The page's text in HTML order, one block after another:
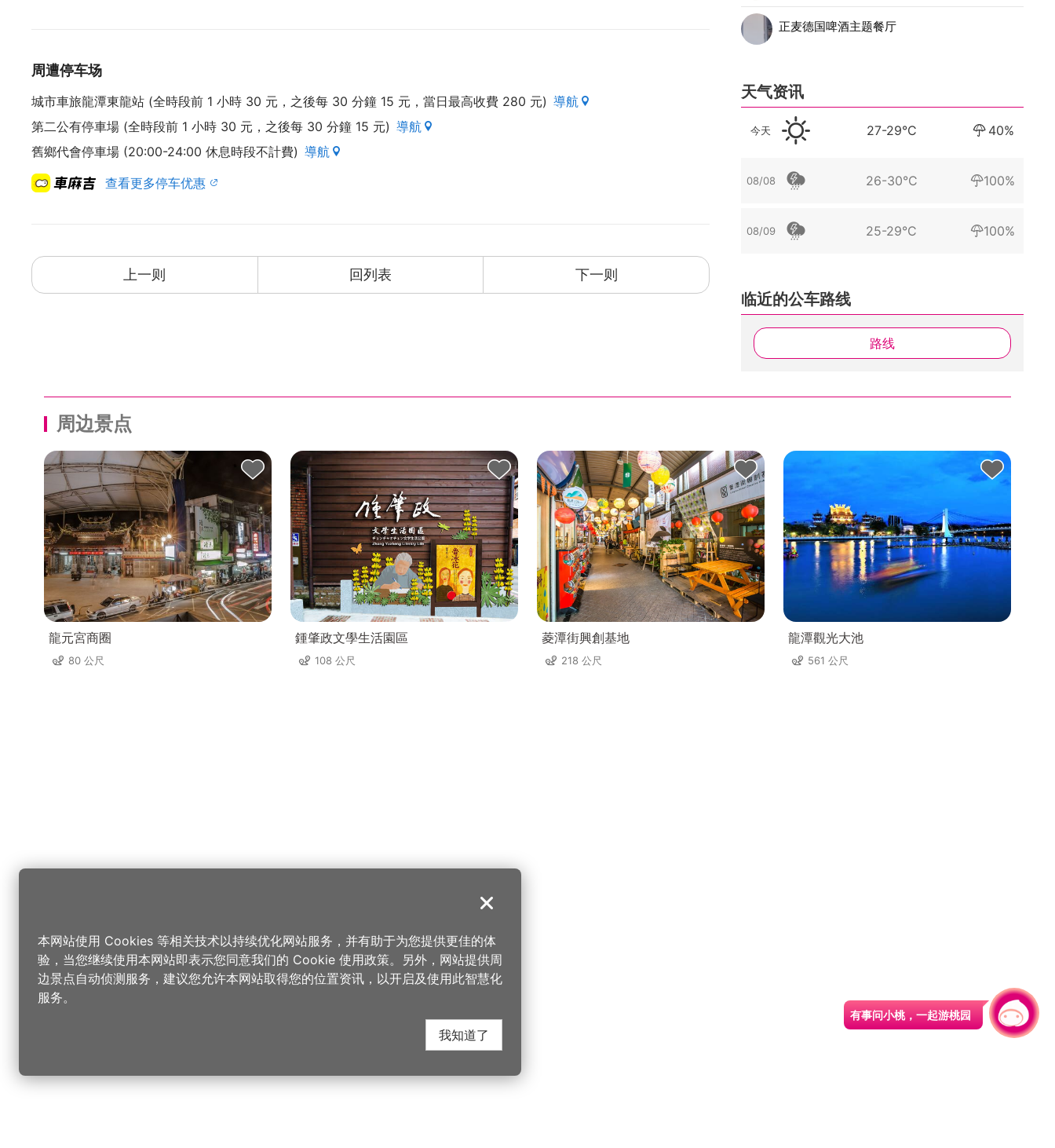
#民宿老板棒球迷
拿出客家乡亲的热情，
接待远道而来，真心感受龙潭庙街生活的旅人。
3F移地旅居
#闹钟吵不赢鸡鸣
贴心提醒：
如需预订房间或了解资讯，欢迎随时与我们联系。
官方line帐号ID | @021ieoco
请於来电时说明「稻禾栈订房」。龙潭・稻禾栈，期待您的到来🪄
稻禾栈，期待您的到来🪄
周遭停车场
城市車旅龍潭東龍站 (全時段前 1 小時 30 元，之後每 30 分鐘 15 元，當日最高收費 280 元) 導航
第二公有停車場 (全時段前 1 小時 30 元，之後每 30 分鐘 15 元) 導航
舊鄉代會停車場 (20:00-24:00 休息時段不計費) 導航
查看更多停车优惠
上一则 回列表 下一则
正麦德国啤酒主题餐厅
天气资讯
今天 27-29°C 40%
08/08 26-30°C 100%
08/09 25-29°C 100%
临近的公车路线
路线
周边景点
龍元宮商圈
80 公尺
鍾肇政文學生活園區
108 公尺
菱潭街興創基地
218 公尺
龍潭觀光大池
561 公尺
关闭
本网站使用 Cookies 等相关技术以持续优化网站服务，并有助于为您提供更佳的体
验，当您继续使用本网站即表示您同意我们的 Cookie 使用政策。另外，网站提供周
边景点自动侦测服务，建议您允许本网站取得您的位置资讯，以开启及使用此智慧化
服务。
我知道了
有事问小桃，一起游桃园